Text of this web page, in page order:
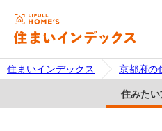
住まいインデックス 京都府の
住みたい